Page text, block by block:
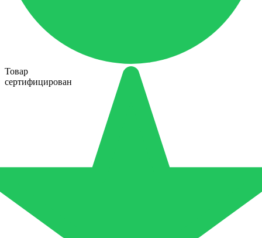
Товар
сертифицирован